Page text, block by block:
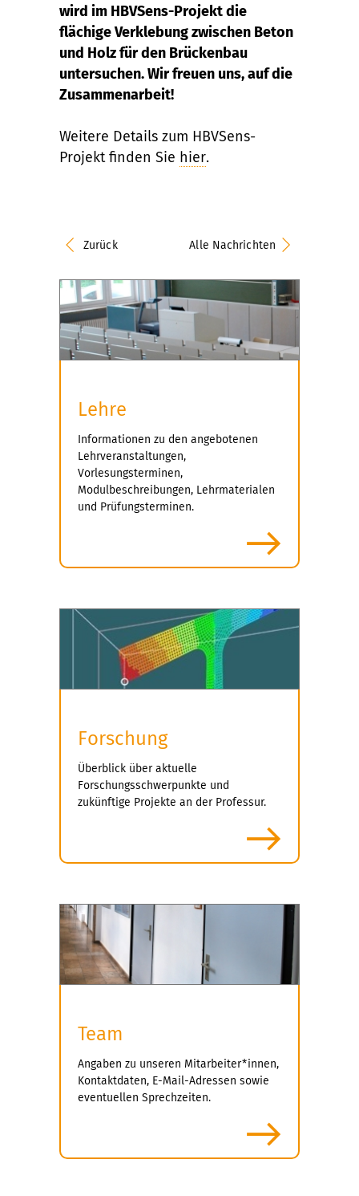
wird im HBVSens-Projekt die
flächige Verklebung zwischen Beton
und Holz für den Brückenbau
untersuchen. Wir freuen uns, auf die
Zusammenarbeit!
Weitere Details zum HBVSens-
Projekt finden Sie hier.
Zurück Alle Nachrichten
Lehre
Informationen zu den angebotenen
Lehrveranstaltungen,
Vorlesungsterminen,
Modulbeschreibungen, Lehrmaterialen
und Prüfungsterminen.
Forschung
Überblick über aktuelle
Forschungsschwerpunkte und
zukünftige Projekte an der Professur.
Team
Angaben zu unseren Mitarbeiter*innen,
Kontaktdaten, E-Mail-Adressen sowie
eventuellen Sprechzeiten.